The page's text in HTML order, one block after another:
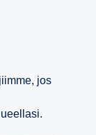
jos